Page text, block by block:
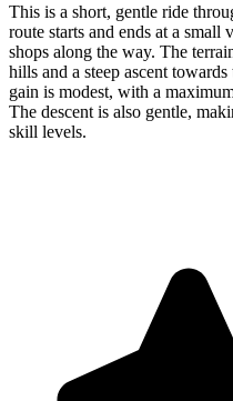
This is a short, gentle ride
route starts and ends at a
shops along the way. The
hills and a steep ascent
gain is modest, with a
The descent is also gentle,
skill levels.